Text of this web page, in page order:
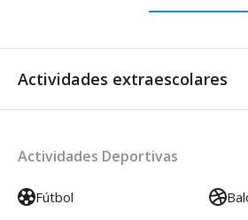
Actividades extraescolares
Actividades Deportivas
Fútbol